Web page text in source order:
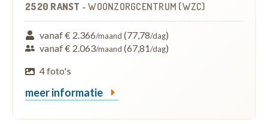
2520 RANST -WOONZORGCENTRUM (WZC)
vanaf € 2.366/maand (77,78/dag)
vanaf € 2.063/maand (67,81/dag)
4 foto's
meer informatie